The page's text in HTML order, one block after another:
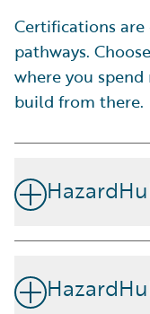
Certifications
pathways.
where you
build from there.
Comprendre le
HazardHub vous